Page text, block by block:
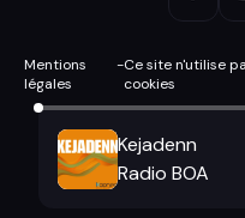
Mentions
légales
-Ce site n'utilise
cookies
Kejadenn
Radio BOA